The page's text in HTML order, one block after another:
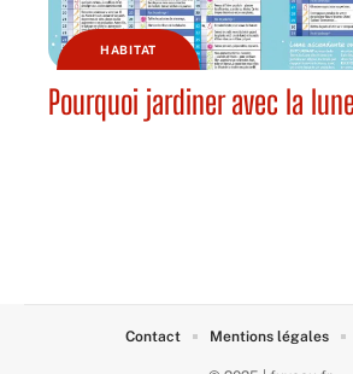
HABITAT
Pourquoi jardiner avec la
Contact Mentions légales